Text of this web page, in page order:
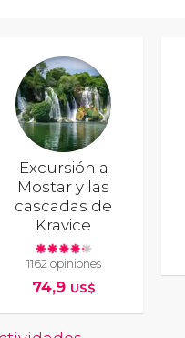
Excursión a
Mostar y las
cascadas de
Kravice
1162 opiniones
74,9 US$